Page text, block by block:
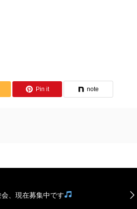
Pin it note
会、現在募集中です